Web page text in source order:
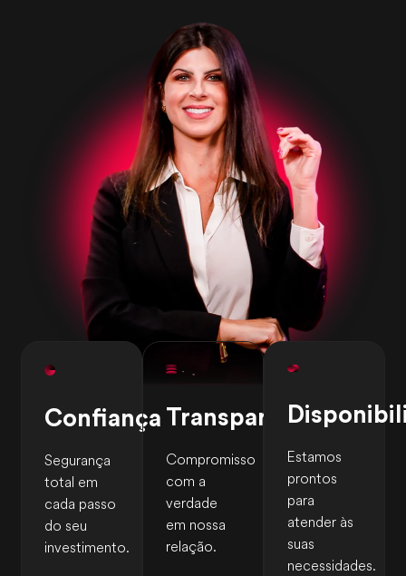
Confiança
Segurança
total em
cada passo
do seu
investimento.
Transparência
Compromisso
com a
verdade
em nossa
relação.
Estamos
prontos
para
atender às
suas
necessidades.